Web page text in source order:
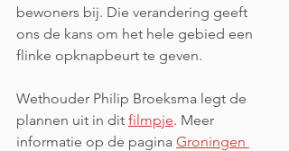
bewoners bij. Die verandering geeft
ons de kans om het hele gebied een
flinke opknapbeurt te geven.
Wethouder Philip Broeksma legt de
plannen uit in dit filmpje. Meer
informatie op de pagina Groningen